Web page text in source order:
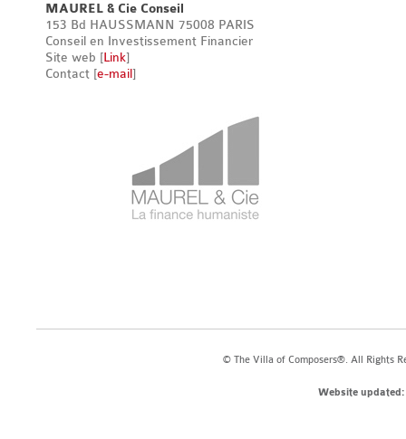
MAUREL & Cie Conseil
153 Bd HAUSSMANN 75008 PARIS
Conseil en Investissement Financier
Site web [Link]
Contact [e-mail]
© The Villa of Composers®. All Rights
Website